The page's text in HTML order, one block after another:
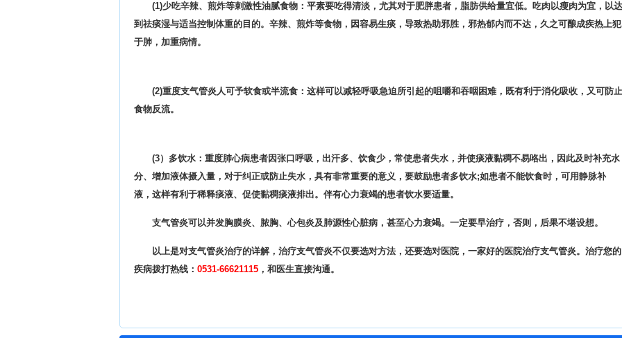
(1)少吃辛辣、煎炸等刺激性油腻食物：平素要吃得清淡，尤其对于肥胖患者，脂肪供给量宜低。吃肉以瘦肉为宜，以达
到祛痰湿与适当控制体重的目的。辛辣、煎炸等食物，因容易生痰，导致热助邪胜，邪热郁内而不达，久之可酿成疾热上犯
于肺，加重病情。
(2)重度支气管炎人可予软食或半流食：这样可以减轻呼吸急迫所引起的咀嚼和吞咽困难，既有利于消化吸收，又可防止
食物反流。
(3）多饮水：重度肺心病患者因张口呼吸，出汗多、饮食少，常使患者失水，并使痰液黏稠不易咯出，因此及时补充水
分、增加液体摄入量，对于纠正或防止失水，具有非常重要的意义，要鼓励患者多饮水;如患者不能饮食时，可用静脉补
液，这样有利于稀释痰液、促使黏稠痰液排出。伴有心力衰竭的患者饮水要适量。
支气管炎可以并发胸膜炎、脓胸、心包炎及肺源性心脏病，甚至心力衰竭。一定要早治疗，否则，后果不堪设想。
以上是对支气管炎治疗的详解，治疗支气管炎不仅要选对方法，还要选对医院，一家好的医院治疗支气管炎。治疗您的
疾病拨打热线： 0531-66621115 ，和医生直接沟通。